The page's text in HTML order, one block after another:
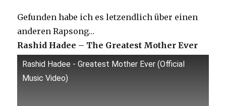
Gefunden habe ich es letzendlich über einen
anderen Rapsong…
Rashid Hadee – The Greatest Mother Ever
Rashid Hadee - Greatest Mother Ever (Official
Music Video)